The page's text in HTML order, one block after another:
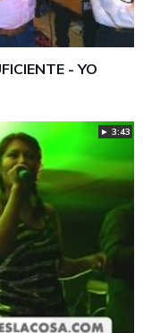
- YO
► 3:43